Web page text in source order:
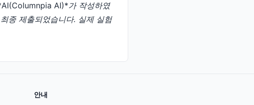
AI)*가 작성하였
종 제출되었습니다. 실제 실험
안내